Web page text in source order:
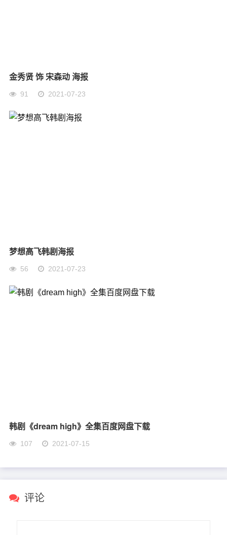
金秀贤 饰 宋森动 海报
91 2021-07-23
梦想高飞韩剧海报
56 2021-07-23
韩剧《dream high》全集百度网盘下载
107 2021-07-15
评论